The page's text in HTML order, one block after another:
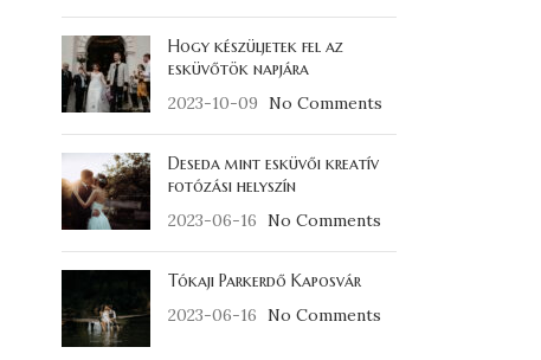
Hogy készüljetek fel az
esküvőtök napjára
2023-10-09 No Comments
Deseda mint esküvői kreatív
fotózási helyszín
2023-06-16 No Comments
Tókaji Parkerdő Kaposvár
2023-06-16 No Comments